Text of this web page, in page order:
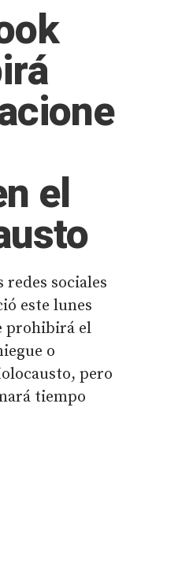
el
redes sociales
este lunes
prohibirá el
o
pero
tiempo